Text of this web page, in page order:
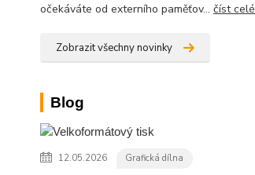
očekáváte od externího paměťov...číst celé
Zobrazit všechny novinky
Blog
12.05.2026 Grafická dílna